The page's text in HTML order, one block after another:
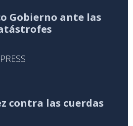
Gobierno ante las
contra las cuerdas